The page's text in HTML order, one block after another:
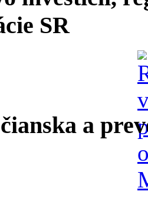
SR
a